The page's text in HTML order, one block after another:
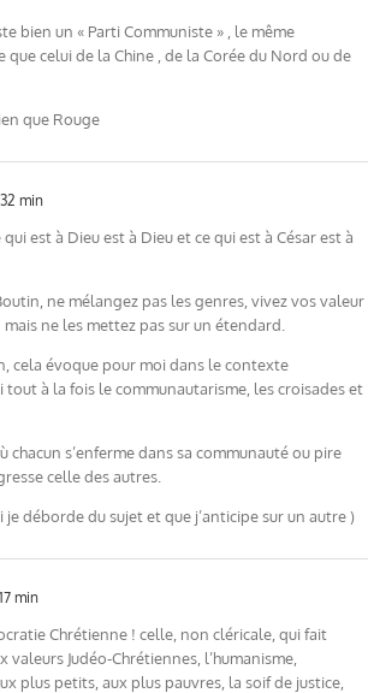
bien un « Parti Communiste » , le même
que celui de la Chine , de la Corée du Nord ou de
que Rouge
min
qui est à Dieu est à Dieu et ce qui est à César est à
ne mélangez pas les genres, vivez vos valeur
ne les mettez pas sur un étendard.
cela évoque pour moi dans le contexte
tout à la fois le communautarisme, les croisades et
chacun s’enferme dans sa communauté ou pire
celle des autres.
je déborde du sujet et que j’anticipe sur un autre )
min
Chrétienne ! celle, non cléricale, qui fait
valeurs Judéo-Chrétiennes, l’humanisme,
plus petits, aux plus pauvres, la soif de justice,